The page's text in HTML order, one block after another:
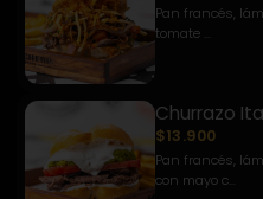
Pan francés,
tomate ...
Churrazo
$13.900
Pan francés,
con mayo c...